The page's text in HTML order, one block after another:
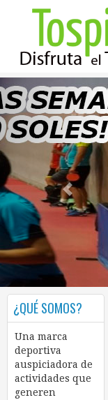
¿QUÉ SOMOS?
Una marca
deportiva
auspiciadora de
actividades que
generen